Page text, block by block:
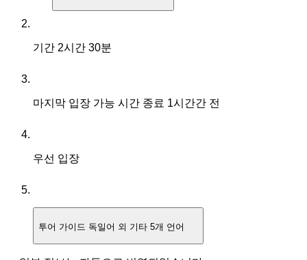
기간 2시간 30분
마지막 입장 가능 시간 종료 1시간간 전
우선 입장
투어 가이드 독일어 외 기타 5개 언어